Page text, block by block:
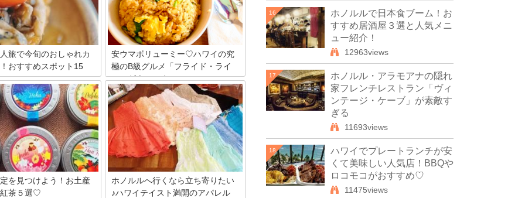
旅で今旬のおしゃれカ
おすすめスポット15
カップル行くハワイもいいけ
ペースでのんびり過ごしてみ
一人旅が注目されているハワ
めのオシャレカフェを教えち
ブレックファストやランチで
、観光の合間にふらっと寄る
すね。人気なスポットから穴
まで一挙にご紹介したいと思
安ウマボリューミー♡ハワイの究
極のB級グルメ「フライド・ライ
ス」がウマい！
フライド・ライス。ご存知ですか？ 「炒
飯」だと思いきや別物の美味しさ！日本
ではそうそう味わえないと今ハワイ通の
間で密かなブームなのです。 ハワイの定
番グルメに飽きたあなたへ、絶品B級グ
ルメ♡フライド・ライスのお店、ご紹介
しちゃいます！
を見つけよう！お土産
茶５選♡
ホノルルへ行くなら立ち寄りたい
♪ハワイテイスト満開のアパレル
16
ホノルルで日本食ブーム！お
すすめ居酒屋３選と人気メニ
ュー紹介！
12963views
17
ホノルル・アラモアナの隠れ
家フレンチレストラン「ヴィ
ンテージ・ケーブ」が素敵す
ぎる
11693views
18
ハワイでプレートランチが安
くて美味しい人気店！BBQや
ロコモコがおすすめ♡
11475views